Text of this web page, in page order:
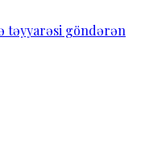
təyyarəsi göndərən